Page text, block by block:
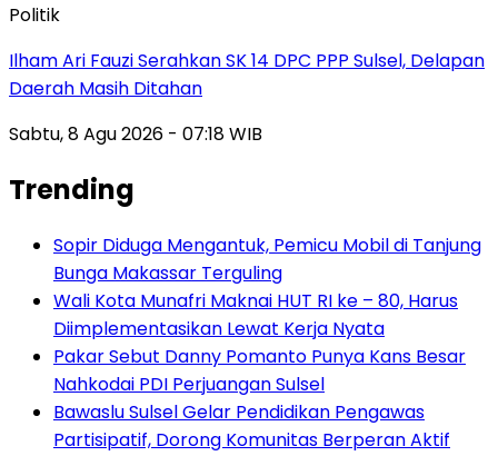
Politik
Ilham Ari Fauzi Serahkan SK 14 DPC PPP Sulsel, Delapan
Daerah Masih Ditahan
Sabtu, 8 Agu 2026 - 07:18 WIB
Trending
Sopir Diduga Mengantuk, Pemicu Mobil di Tanjung
Bunga Makassar Terguling
Wali Kota Munafri Maknai HUT RI ke – 80, Harus
Diimplementasikan Lewat Kerja Nyata
Pakar Sebut Danny Pomanto Punya Kans Besar
Nahkodai PDI Perjuangan Sulsel
Bawaslu Sulsel Gelar Pendidikan Pengawas
Partisipatif, Dorong Komunitas Berperan Aktif